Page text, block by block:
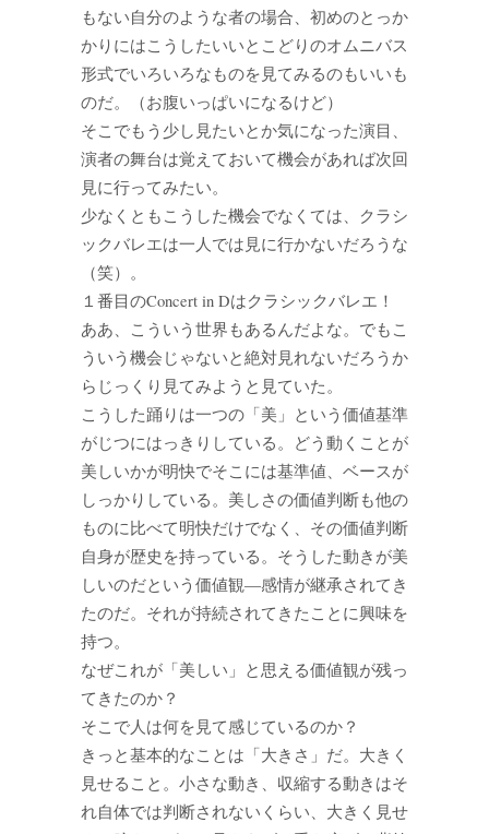
もない自分のような者の場合、初めのとっか
かりにはこうしたいいとこどりのオムニバス
形式でいろいろなものを見てみるのもいいも
のだ。（お腹いっぱいになるけど）
そこでもう少し見たいとか気になった演目、
演者の舞台は覚えておいて機会があれば次回
見に行ってみたい。
少なくともこうした機会でなくては、クラシ
ックバレエは一人では見に行かないだろうな
（笑）。
１番目のConcert in Dはクラシックバレエ！
ああ、こういう世界もあるんだよな。でもこ
ういう機会じゃないと絶対見れないだろうか
らじっくり見てみようと見ていた。
こうした踊りは一つの「美」という価値基準
がじつにはっきりしている。どう動くことが
美しいかが明快でそこには基準値、ベースが
しっかりしている。美しさの価値判断も他の
ものに比べて明快だけでなく、その価値判断
自身が歴史を持っている。そうした動きが美
しいのだという価値観―感情が継承されてき
たのだ。それが持続されてきたことに興味を
持つ。
なぜこれが「美しい」と思える価値観が残っ
てきたのか？
そこで人は何を見て感じているのか？
きっと基本的なことは「大きさ」だ。大きく
見せること。小さな動き、収縮する動きはそ
れ自体では判断されないくらい、大きく見せ